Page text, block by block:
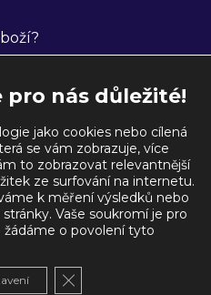
o. esea-wh
pro nás důležité!
jako cookies nebo cílená
se vám zobrazuje, více
to zobrazovat relevantnější
ze surfování na internetu.
k měření výsledků nebo
Vaše soukromí je pro
o povolení tyto
Zavřít banner